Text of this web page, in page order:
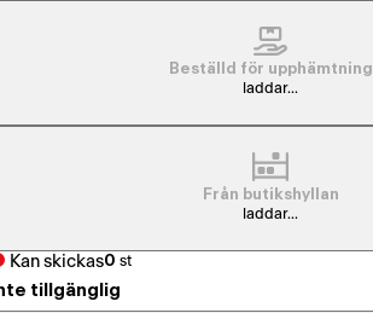
Beställd för upphämtning
laddar...
Från butikshyllan
laddar...
Kan skickas0 st
tillgänglig